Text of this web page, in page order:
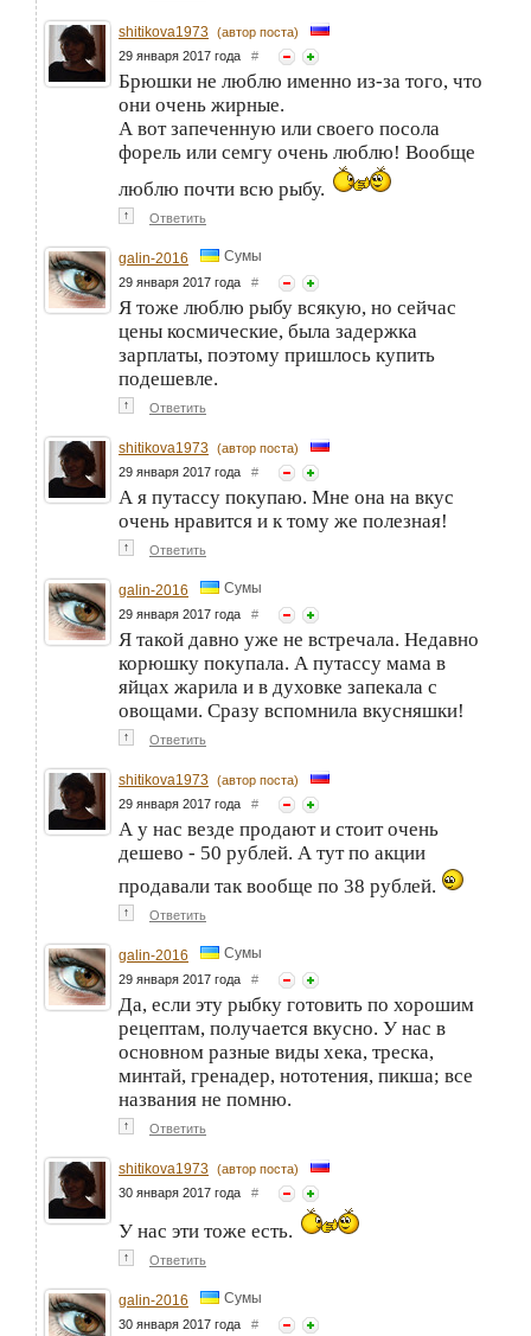
shitikova1973 (автор поста)
29 января 2017 года #
Брюшки не люблю именно из-за того, что
они очень жирные.
А вот запеченную или своего посола
форель или семгу очень люблю! Вообще
люблю почти всю рыбу.
↑ Ответить
galin-2016 Сумы
29 января 2017 года #
Я тоже люблю рыбу всякую, но сейчас
цены космические, была задержка
зарплаты, поэтому пришлось купить
подешевле.
↑ Ответить
shitikova1973 (автор поста)
29 января 2017 года #
А я путассу покупаю. Мне она на вкус
очень нравится и к тому же полезная!
↑ Ответить
galin-2016 Сумы
29 января 2017 года #
Я такой давно уже не встречала. Недавно
корюшку покупала. А путассу мама в
яйцах жарила и в духовке запекала с
овощами. Сразу вспомнила вкусняшки!
↑ Ответить
shitikova1973 (автор поста)
29 января 2017 года #
А у нас везде продают и стоит очень
дешево - 50 рублей. А тут по акции
продавали так вообще по 38 рублей.
↑ Ответить
galin-2016 Сумы
29 января 2017 года #
Да, если эту рыбку готовить по хорошим
рецептам, получается вкусно. У нас в
основном разные виды хека, треска,
минтай, гренадер, нототения, пикша; все
названия не помню.
↑ Ответить
shitikova1973 (автор поста)
30 января 2017 года #
У нас эти тоже есть.
↑ Ответить
galin-2016 Сумы
30 января 2017 года #